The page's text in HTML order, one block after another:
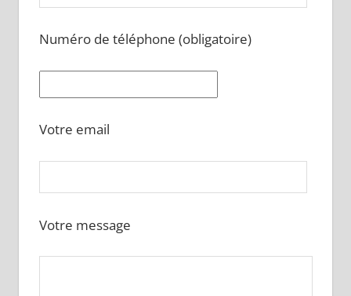
Numéro de téléphone (obligatoire)
Votre email
Votre message